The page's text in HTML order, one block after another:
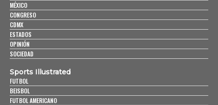
MÉXICO
CONGRESO
CDMX
ESTADOS
OPINIÓN
SOCIEDAD
Sports Illustrated
FUTBOL
BEISBOL
FUTBOL AMERICANO